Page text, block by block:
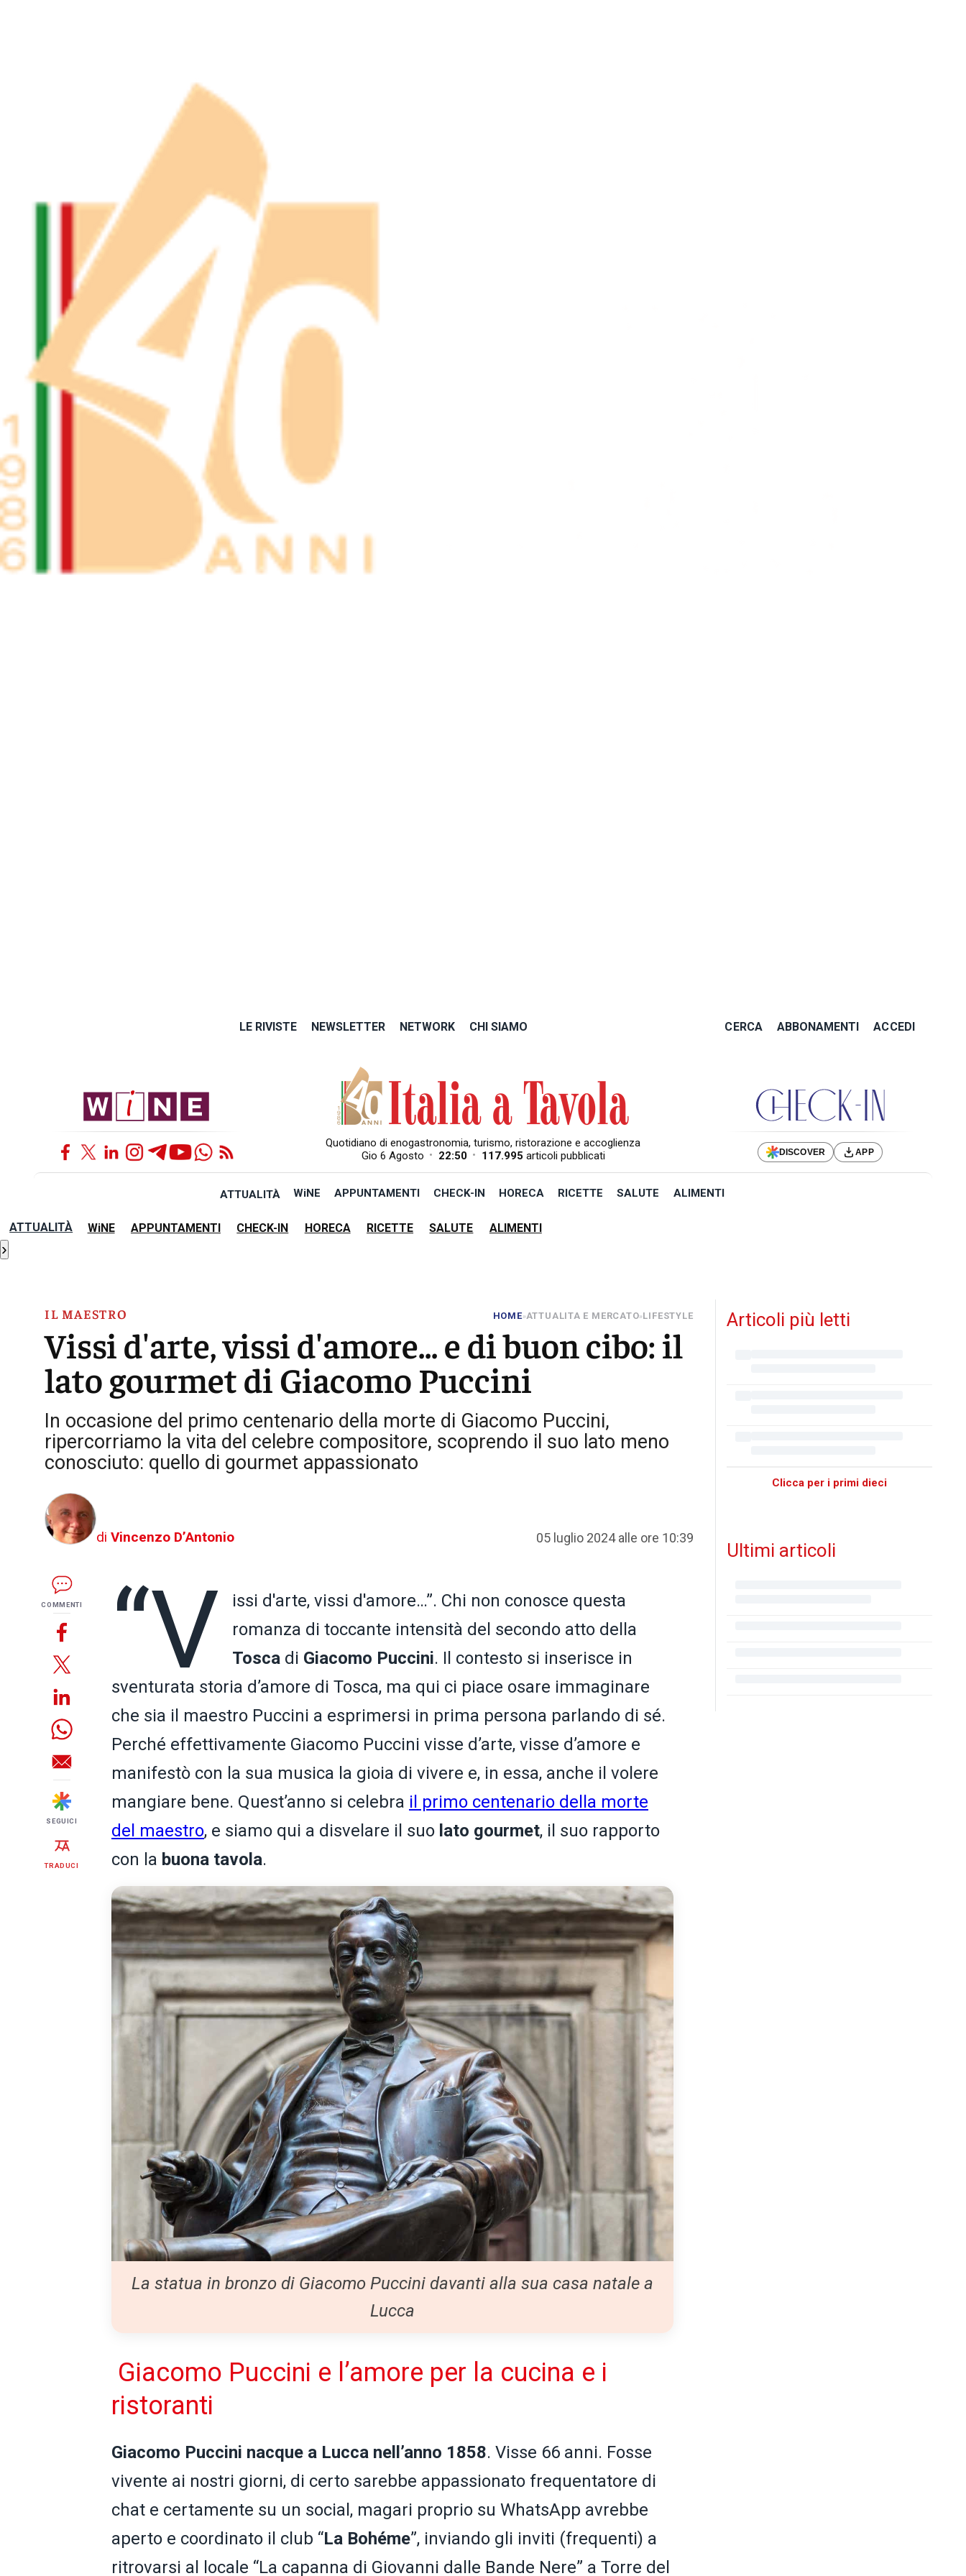
LE RIVISTE NEWSLETTER NETWORK CHI SIAMO CERCA ABBONAMENTI ACCEDI
Quotidiano di enogastronomia, turismo, ristorazione e accoglienza
Gio 6 Agosto • 22:50 • 117.995 articoli pubblicati DISCOVER APP
ATTUALITÀ WiNE APPUNTAMENTI CHECK-IN HORECA RICETTE SALUTE ALIMENTI
ATTUALITÀ WiNE APPUNTAMENTI CHECK-IN HORECA RICETTE SALUTE ALIMENTI
›
IL MAESTRO HOME»ATTUALITA E MERCATO»LIFESTYLE
Vissi d'arte, vissi d'amore... e di buon cibo: il
lato gourmet di Giacomo Puccini
In occasione del primo centenario della morte di Giacomo Puccini,
ripercorriamo la vita del celebre compositore, scoprendo il suo lato meno
conosciuto: quello di gourmet appassionato
di Vincenzo D’Antonio 05 luglio 2024 alle ore 10:39
COMMENTI
SEGUICI
TRADUCI
“V
issi d'arte, vissi d'amore…”. Chi non conosce questa
romanza di toccante intensità del secondo atto della
Tosca di Giacomo Puccini. Il contesto si inserisce in
sventurata storia d’amore di Tosca, ma qui ci piace osare immaginare
che sia il maestro Puccini a esprimersi in prima persona parlando di sé.
Perché effettivamente Giacomo Puccini visse d’arte, visse d’amore e
manifestò con la sua musica la gioia di vivere e, in essa, anche il volere
mangiare bene. Quest’anno si celebra il primo centenario della morte
del maestro, e siamo qui a disvelare il suo lato gourmet, il suo rapporto
con la buona tavola.
La statua in bronzo di Giacomo Puccini davanti alla sua casa natale a
Lucca
Giacomo Puccini e l’amore per la cucina e i
ristoranti
Giacomo Puccini nacque a Lucca nell’anno 1858. Visse 66 anni. Fosse
vivente ai nostri giorni, di certo sarebbe appassionato frequentatore di
chat e certamente su un social, magari proprio su WhatsApp avrebbe
aperto e coordinato il club “La Bohéme”, inviando gli inviti (frequenti) a
ritrovarsi al locale “La capanna di Giovanni dalle Bande Nere” a Torre del
Articoli più letti
Clicca per i primi dieci
Ultimi articoli